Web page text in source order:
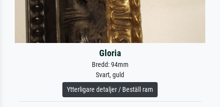
Gloria
Bredd: 94mm
Svart, guld
Ytterligare detaljer / Beställ ram